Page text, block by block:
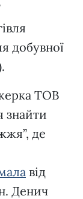
добувної
ТОВ
знайти
де
від
Денич